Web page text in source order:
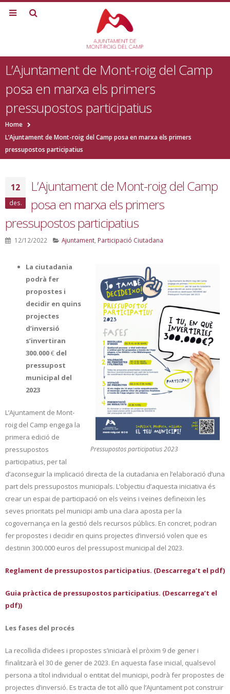
L’Ajuntament de Mont-roig del Camp
posa en marxa els primers
pressupostos participatius
Home
L’Ajuntament de Mont-roig del Camp posa en marxa els primers
pressupostos participatius
12
des.
L’Ajuntament de Mont-roig del Camp
posa en marxa els primers
pressupostos participatius
12/12/2022 Ajuntament Participació Ciutadana
Pressupostos participatius 2023
La ciutadania
podrà fer
propostes i
decidir en quins
projectes
d’inversió
s’invertiran
300.000€ del
pressupost
municipal del
2023
L’Ajuntament de Mont-
roig del Camp engega la
primera edició de
pressupostos
participatius, per tal
d’aconseguir la implicació directa de la ciutadania en l’elaboració d’una
part dels pressupostos municipals. L’objectiu d’aquesta iniciativa és
crear un espai de participació on els veïns i veïnes defineixin les
seves prioritats pel municipi amb una clara aposta per la
cogovernança en la gestió dels recursos públics. En concret, podran
fer propostes i decidir en quins projectes d’inversió volen que es
destinin 300.000 euros del pressupost municipal del 2023.
Reglament de pressupostos participatius. (Descarrega’t el pdf)
Guia pràctica de pressupostos participatius. (Descarrega’t el
pdf))
Les fases del procés
La recollida d’idees i propostes s’iniciarà el pròxim 9 de gener i
finalitzarà el 30 de gener de 2023. En aquesta fase inicial, qualsevol
persona a títol individual o entitat del municipi, podrà fer propostes de
projectes d’inversió. Es tracta de tot allò que l’Ajuntament pot construir